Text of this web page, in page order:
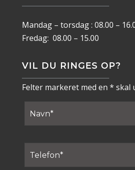
Mandag – torsdag : 08.00 –
Fredag: 08.00 – 15.00
VIL DU RINGES OP?
Felter markeret med en * skal